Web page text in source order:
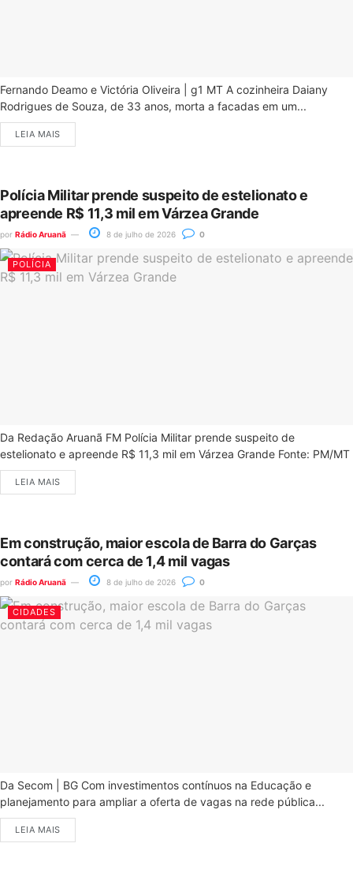
Fernando Deamo e Victória Oliveira | g1 MT A cozinheira Daiany
Rodrigues de Souza, de 33 anos, morta a facadas em um...
LEIA MAIS
Polícia Militar prende suspeito de estelionato e
apreende R$ 11,3 mil em Várzea Grande
por Rádio Aruanã 8 de julho de 2026 0
POLÍCIA
Da Redação Aruanã FM Polícia Militar prende suspeito de
estelionato e apreende R$ 11,3 mil em Várzea Grande Fonte: PM/MT
LEIA MAIS
Em construção, maior escola de Barra do Garças
contará com cerca de 1,4 mil vagas
por Rádio Aruanã 8 de julho de 2026 0
CIDADES
Da Secom | BG Com investimentos contínuos na Educação e
planejamento para ampliar a oferta de vagas na rede pública...
LEIA MAIS